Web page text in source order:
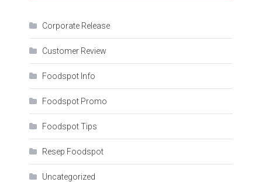
Corporate Release
Customer Review
Foodspot Info
Foodspot Promo
Foodspot Tips
Resep Foodspot
Uncategorized